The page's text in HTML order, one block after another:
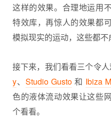
这样的效果。合理地运用
特效库，再惊人的效果都
模拟现实的运动，这些都不
接下来，我们看看三个令人
y、 Studio Gusto和 Ibiza
色的液体流动效果让这些
个看看。